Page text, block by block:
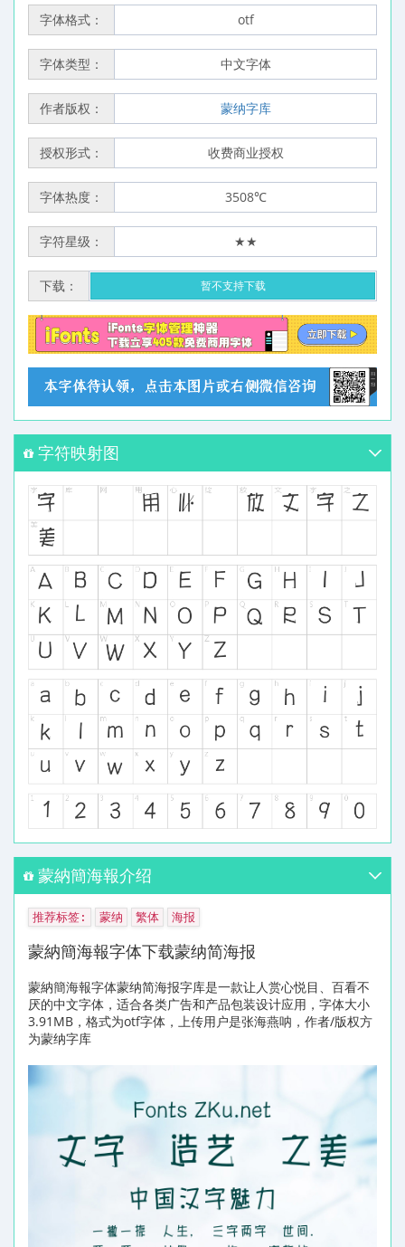
字体格式： otf
字体类型： 中文字体
作者版权： 蒙纳字库
授权形式： 收费商业授权
字体热度： 3508℃
字符星级： ★★
下载： 暂不支持下载
字符映射图
蒙納簡海報介绍
推荐标签: 蒙纳 繁体 海报
蒙納簡海報字体下载蒙纳简海报
蒙納簡海報字体蒙纳简海报字库是一款让人赏心悦目、百看不
厌的中文字体，适合各类广告和产品包装设计应用，字体大小
3.91MB，格式为otf字体，上传用户是张海燕呐，作者/版权方
为蒙纳字库